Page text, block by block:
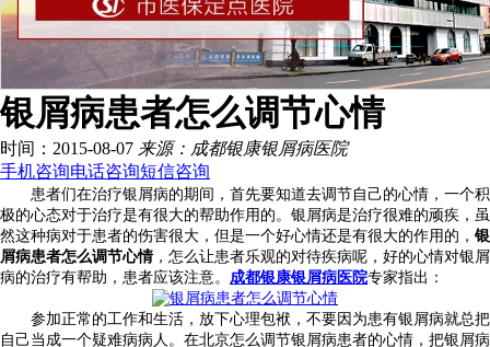
银屑病患者怎么调节心情
时间：2015-08-07 来源：成都银康银屑病医院
手机咨询电话咨询短信咨询
患者们在治疗银屑病的期间，首先要知道去调节自己的心情，一个积
极的心态对于治疗是有很大的帮助作用的。银屑病是治疗很难的顽疾，虽
然这种病对于患者的伤害很大，但是一个好心情还是有很大的作用的， 银
屑病患者怎么调节心情，怎么让患者乐观的对待疾病呢，好的心情对银屑
病的治疗有帮助，患者应该注意。 成都银康银屑病医院专家指出：
参加正常的工作和生活，放下心理包袱，不要因为患有银屑病就总把
自己当成一个疑难病病人。在北京怎么调节银屑病患者的心情，把银屑病